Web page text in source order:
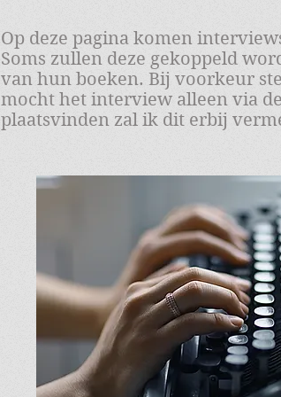
Op deze pagina komen
Soms zullen deze gekoppeld
van hun boeken. Bij voorkeur
mocht het interview alleen via
plaatsvinden zal ik dit erbij